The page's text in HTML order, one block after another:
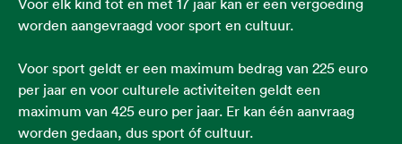
Voor elk kind tot en met 17 jaar kan er een vergoeding
worden aangevraagd voor sport en cultuur.
Voor sport geldt er een maximum bedrag van 225 euro
per jaar en voor culturele activiteiten geldt een
maximum van 425 euro per jaar. Er kan één aanvraag
worden gedaan, dus sport óf cultuur.